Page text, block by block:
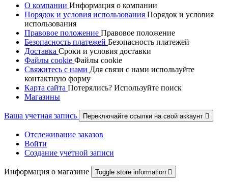
О компании Информация о компании
Порядок и условия использования Порядок и условия
использования
Правовое положение Правовое положениe
Безопасность платежей Безопасность платежей
Доставка Сроки и условия доставки
Файлы cookie Файлы cookie
Свяжитесь с нами Для связи с нами используйте
контактную форму
Карта сайта Потерялись? Используйте поиск
Магазины
Ваша учетная запись Переключайте ссылки на свой аккаунт 
Отслеживание заказов
Войти
Создание учетной записи
Информация о магазине Toggle store information 